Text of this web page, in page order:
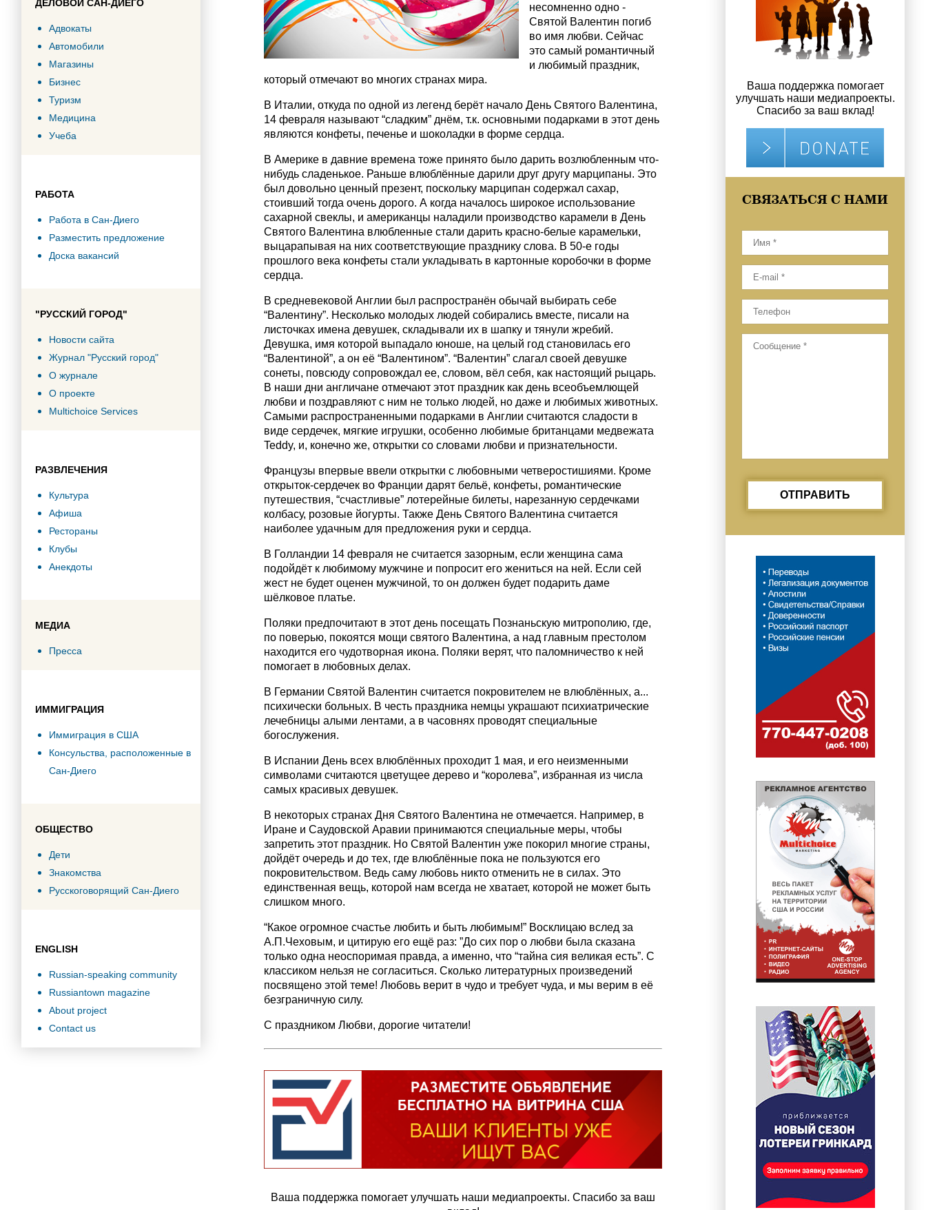
ДЕЛОВОЙ САН-ДИЕГО
Адвокаты
Автомобили
Магазины
Бизнес
Туризм
Медицина
Учеба
РАБОТА
Работа в Сан-Диего
Разместить предложение
Доска вакансий
"РУССКИЙ ГОРОД"
Новости сайта
Журнал "Русский город"
О журнале
О проекте
Multichoice Services
РАЗВЛЕЧЕНИЯ
Культура
Афиша
Рестораны
Клубы
Анекдоты
МЕДИА
Пресса
ИММИГРАЦИЯ
Иммиграция в США
Консульства, расположенные в
Сан-Диего
ОБЩЕСТВО
Дети
Знакомства
Русскоговорящий Сан-Диего
ENGLISH
Russian-speaking community
Russiantown magazine
About project
Contact us
несомненно одно -
Святой Валентин погиб
во имя любви. Сейчас
это самый романтичный
и любимый праздник,
который отмечают во многих странах мира.
В Италии, откуда по одной из легенд берёт начало День Святого Валентина,
14 февраля называют “сладким” днём, т.к. основными подарками в этот день
являются конфеты, печенье и шоколадки в форме сердца.
В Америке в давние времена тоже принято было дарить возлюбленным что-
нибудь сладенькое. Раньше влюблённые дарили друг другу марципаны. Это
был довольно ценный презент, поскольку марципан содержал сахар,
стоивший тогда очень дорого. А когда началось широкое использование
сахарной свеклы, и американцы наладили производство карамели в День
Святого Валентина влюбленные стали дарить красно-белые карамельки,
выцарапывая на них соответствующие празднику слова. В 50-е годы
прошлого века конфеты стали укладывать в картонные коробочки в форме
сердца.
В средневековой Англии был распространён обычай выбирать себе
“Валентину”. Несколько молодых людей собирались вместе, писали на
листочках имена девушек, складывали их в шапку и тянули жребий.
Девушка, имя которой выпадало юноше, на целый год становилась его
“Валентиной”, а он её “Валентином”. “Валентин” слагал своей девушке
сонеты, повсюду сопровождал ее, словом, вёл себя, как настоящий рыцарь.
В наши дни англичане отмечают этот праздник как день всеобъемлющей
любви и поздравляют с ним не только людей, но даже и любимых животных.
Самыми распространенными подарками в Англии считаются сладости в
виде сердечек, мягкие игрушки, особенно любимые британцами медвежата
Teddy, и, конечно же, открытки со словами любви и признательности.
Французы впервые ввели открытки с любовными четверостишиями. Кроме
открыток-сердечек во Франции дарят бельё, конфеты, романтические
путешествия, “счастливые” лотерейные билеты, нарезанную сердечками
колбасу, розовые йогурты. Также День Святого Валентина считается
наиболее удачным для предложения руки и сердца.
В Голландии 14 февраля не считается зазорным, если женщина сама
подойдёт к любимому мужчине и попросит его жениться на ней. Если сей
жест не будет оценен мужчиной, то он должен будет подарить даме
шёлковое платье.
Поляки предпочитают в этот день посещать Познаньскую митрополию, где,
по поверью, покоятся мощи святого Валентина, а над главным престолом
находится его чудотворная икона. Поляки верят, что паломничество к ней
помогает в любовных делах.
В Германии Святой Валентин считается покровителем не влюблённых, а...
психически больных. В честь праздника немцы украшают психиатрические
лечебницы алыми лентами, а в часовнях проводят специальные
богослужения.
В Испании День всех влюблённых проходит 1 мая, и его неизменными
символами считаются цветущее дерево и “королева”, избранная из числа
самых красивых девушек.
В некоторых странах Дня Святого Валентина не отмечается. Например, в
Иране и Саудовской Аравии принимаются специальные меры, чтобы
запретить этот праздник. Но Святой Валентин уже покорил многие страны,
дойдёт очередь и до тех, где влюблённые пока не пользуются его
покровительством. Ведь саму любовь никто отменить не в силах. Это
единственная вещь, которой нам всегда не хватает, которой не может быть
слишком много.
“Какое огромное счастье любить и быть любимым!” Восклицаю вслед за
А.П.Чеховым, и цитирую его ещё раз: ”До сих пор о любви была сказана
только одна неоспоримая правда, а именно, что “тайна сия великая есть”. С
классиком нельзя не согласиться. Сколько литературных произведений
посвящено этой теме! Любовь верит в чудо и требует чуда, и мы верим в её
безграничную силу.
С праздником Любви, дорогие читатели!
Ваша поддержка помогает улучшать наши медиапроекты. Спасибо за ваш
Ваша поддержка помогает
улучшать наши медиапроекты.
Спасибо за ваш вклад!
СВЯЗАТЬСЯ С НАМИ
ОТПРАВИТЬ